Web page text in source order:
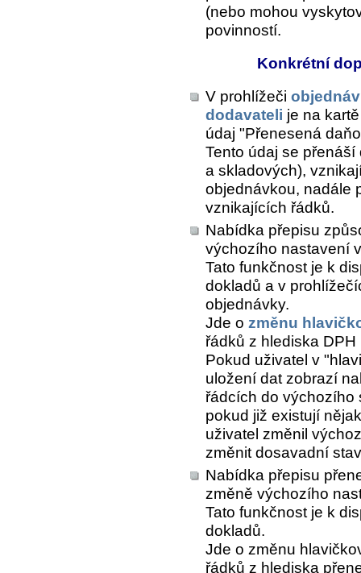
(nebo mohou
povinností.
Konkrétní
V prohlížeči
dodavateli je na
údaj "Přenesená
Tento údaj se
a skladových),
objednávkou, nadále
vznikajících řádků.
Nabídka přepisu
výchozího nastavení
Tato funkčnost je k
dokladů a v
objednávky.
Jde o změnu
řádků z hlediska DPH
Pokud uživatel v
uložení dat zobrazí
řádcích do výchozího
pokud již existují
uživatel změnil
změnit dosavadní
Nabídka přepisu
změně výchozího
Tato funkčnost je k
dokladů.
Jde o změnu
řádků z hlediska